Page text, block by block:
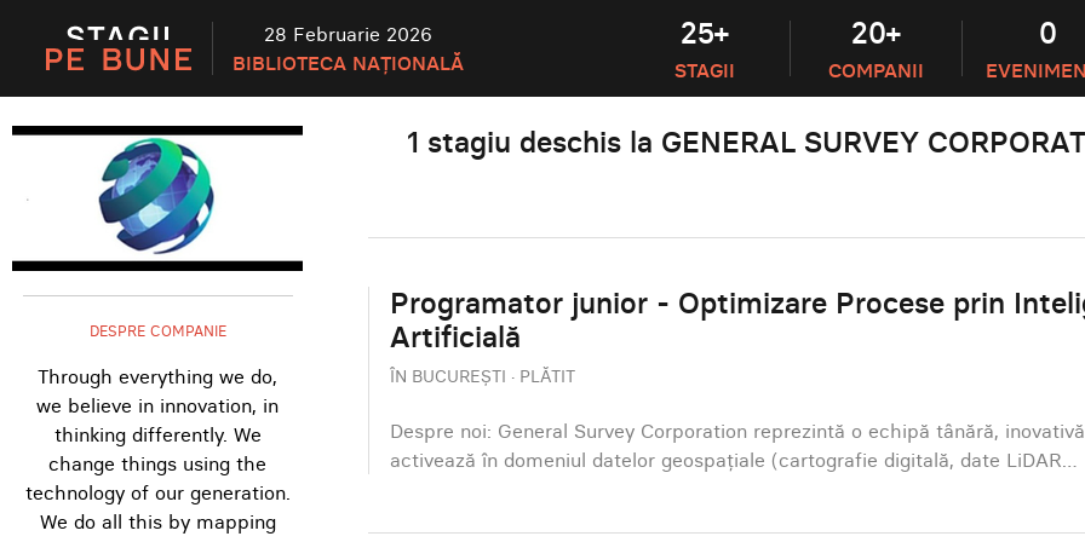
28 Februarie 2026
BIBLIOTECA NAȚIONALĂ
25+
STAGII
20+
COMPANII
0
DESPRE COMPANIE
Through everything we do,
we believe in innovation, in
thinking differently. We
change things using the
technology of our generation.
We do all this by mapping
1 stagiu deschis la GENERAL SURVEY
Programator junior - Optimizare Procese prin
Artificială
ÎN BUCUREȘTI · PLĂTIT
Despre noi: General Survey Corporation reprezintă o echipă tânără,
activează în domeniul datelor geospațiale (cartografie digitală, date LiDAR…